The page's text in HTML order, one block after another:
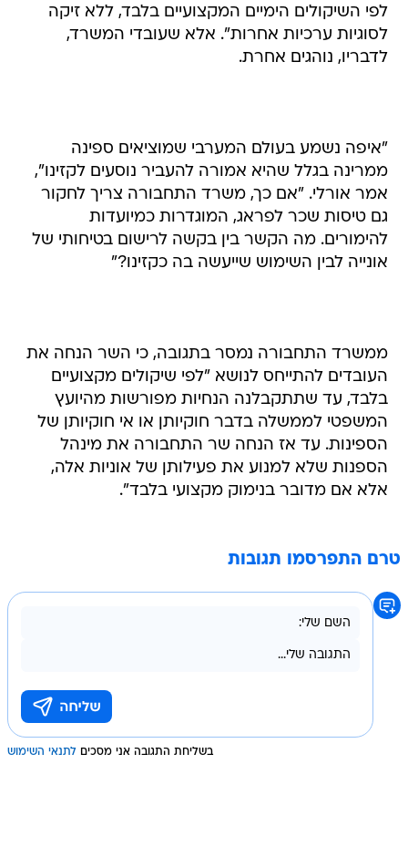
לפי השיקולים הימיים המקצועיים בלבד, ללא זיקה
לסוגיות ערכיות אחרות". אלא שעובדי המשרד,
לדבריו, נוהגים אחרת.
"איפה נשמע בעולם המערבי שמוציאים ספינה
ממרינה בגלל שהיא אמורה להעביר נוסעים לקזינו",
אמר אורלי. "אם כך, משרד התחבורה צריך לחקור
גם טיסות שכר לפראג, המוגדרות כמיועדות
להימורים. מה הקשר בין בקשה לרישום בטיחותי של
אונייה לבין השימוש שייעשה בה כקזינו?"
ממשרד התחבורה נמסר בתגובה, כי השר הנחה את
העובדים להתייחס לנושא "לפי שיקולים מקצועיים
בלבד, עד שתתקבלנה הנחיות מפורשות מהיועץ
המשפטי לממשלה בדבר חוקיותן או אי חוקיותן של
הספינות. עד אז הנחה שר התחבורה את מינהל
הספנות שלא למנוע את פעילותן של אוניות אלה,
אלא אם מדובר בנימוק מקצועי בלבד".
טרם התפרסמו תגובות
בשליחת התגובה אני מסכים לתנאי השימוש